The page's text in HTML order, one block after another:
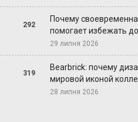
292
Почему
помогает избежать
29 липня 2026
319
Bearbrick: почему
мировой иконой
28 липня 2026